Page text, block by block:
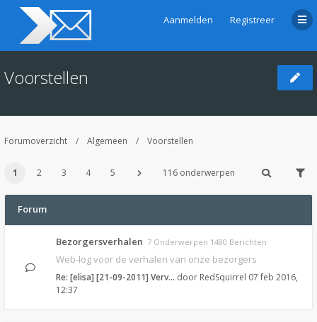
Aanmelden Registreer
Voorstellen
Forumoverzicht Algemeen Voorstellen
1 2 3 4 5 116 onderwerpen
Forum
Bezorgersverhalen 7 Onderwerpen 1480 Berichten
Web-log voor de verhalen van onze bezorgers
Re: [elisa] [21-09-2011] Verv… door RedSquirrel 07 feb 2016,
12:37